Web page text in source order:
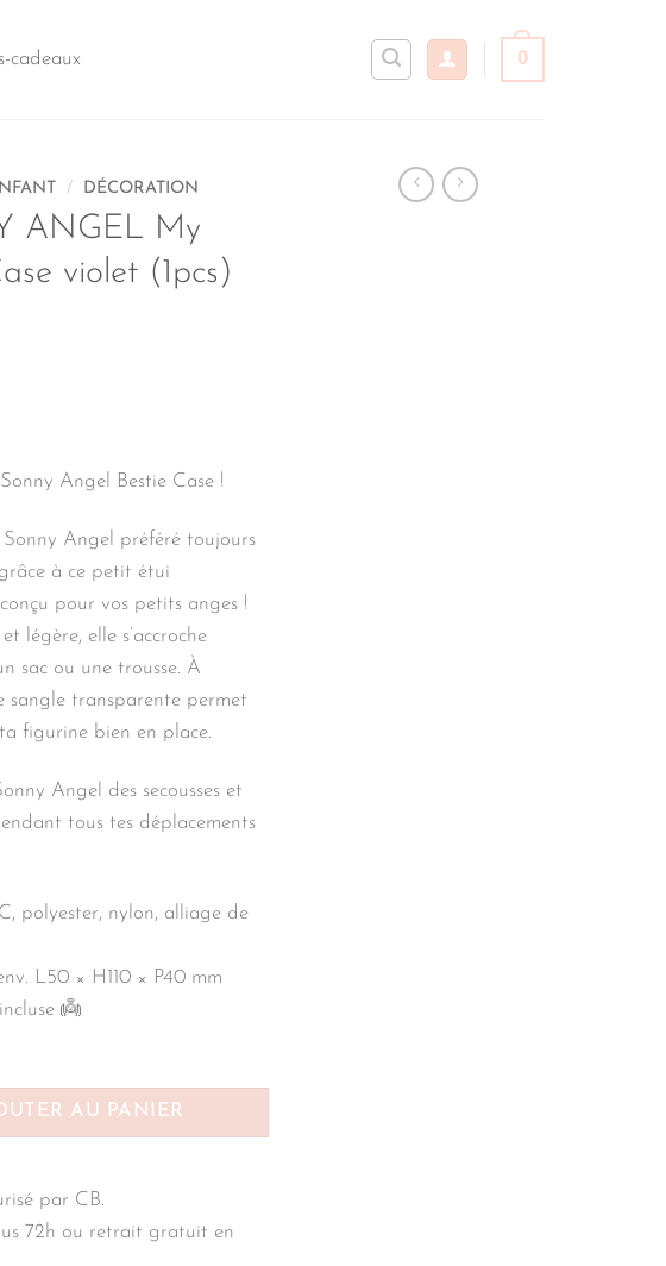
cadeaux 0
/ DÉCORATION
ANGEL My
violet (1pcs)
Angel Bestie Case !
Angel préféré toujours
à ce petit étui
pour vos petits anges !
légère, elle s’accroche
sac ou une trousse. À
sangle transparente permet
figurine bien en place.
Angel des secousses et
tous tes déplacements
polyester, nylon, alliage de
L50 × H110 × P40 mm
👼
AU PANIER
par CB.
72h ou retrait gratuit en